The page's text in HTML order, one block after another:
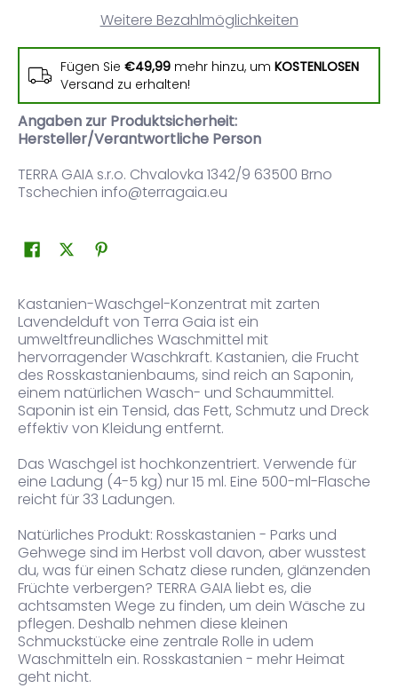
Weitere Bezahlmöglichkeiten
Fügen Sie €49,99 mehr hinzu, um KOSTENLOSEN
Versand zu erhalten!
Angaben zur Produktsicherheit:
Hersteller/Verantwortliche Person
TERRA GAIA s.r.o. Chvalovka 1342/9 63500 Brno
Tschechien info@terragaia.eu
Kastanien-Waschgel-Konzentrat mit zarten
Lavendelduft von Terra Gaia ist ein
umweltfreundliches Waschmittel mit
hervorragender Waschkraft. Kastanien, die Frucht
des Rosskastanienbaums, sind reich an Saponin,
einem natürlichen Wasch- und Schaummittel.
Saponin ist ein Tensid, das Fett, Schmutz und Dreck
effektiv von Kleidung entfernt.
Das Waschgel ist hochkonzentriert. Verwende für
eine Ladung (4-5 kg) nur 15 ml. Eine 500-ml-Flasche
reicht für 33 Ladungen.
Natürliches Produkt: Rosskastanien - Parks und
Gehwege sind im Herbst voll davon, aber wusstest
du, was für einen Schatz diese runden, glänzenden
Früchte verbergen? TERRA GAIA liebt es, die
achtsamsten Wege zu finden, um dein Wäsche zu
pflegen. Deshalb nehmen diese kleinen
Schmuckstücke eine zentrale Rolle in udem
Waschmitteln ein. Rosskastanien - mehr Heimat
geht nicht.